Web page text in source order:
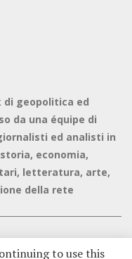
di geopolitica ed
da una équipe di
ed analisti in
economia,
letteratura, arte,
della rete
to use this